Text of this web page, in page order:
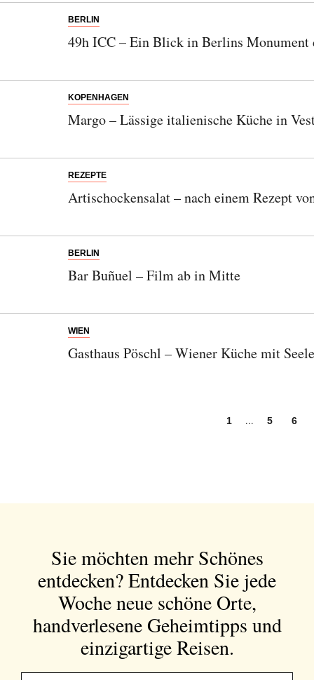
BERLIN
49h ICC – Ein Blick in Berlins Monument
KOPENHAGEN
Margo – Lässige italienische Küche in
REZEPTE
Artischockensalat – nach einem Rezept
BERLIN
Bar Buñuel – Film ab in Mitte
WIEN
Gasthaus Pöschl – Wiener Küche mit
1 ... 5 6
Sie möchten mehr Schönes
entdecken?Entdecken Sie jede
Woche neue schöne Orte,
handverlesene Geheimtipps und
einzigartige Reisen.